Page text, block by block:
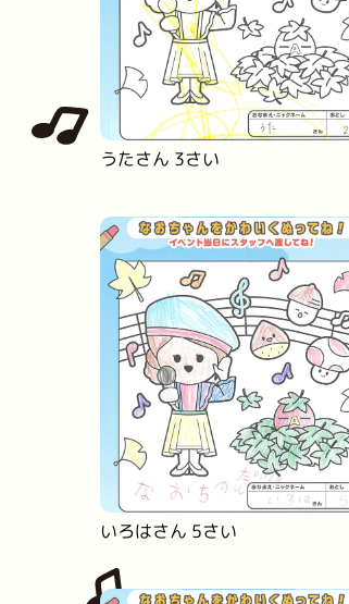
うたさん 3さい
いろはさん 5さい